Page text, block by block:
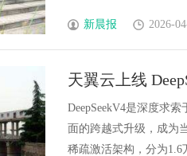
新晨报 2026-
天翼云上线
DeepSeekV4是深度求
面的跨越式升级，成为
稀疏激活架构，分为1.6